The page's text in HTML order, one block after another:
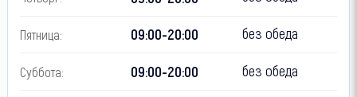
Пятница: 09:00-20:00 без обеда
Суббота: 09:00-20:00 без обеда